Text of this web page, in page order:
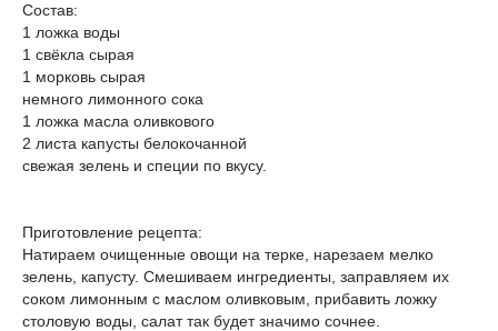
Состав:
1 ложка воды
1 свёкла сырая
1 морковь сырая
немного лимонного сока
1 ложка масла оливкового
2 листа капусты белокочанной
свежая зелень и специи по вкусу.
Приготовление рецепта:
Натираем очищенные овощи на терке, нарезаем мелко
зелень, капусту. Смешиваем ингредиенты, заправляем их
соком лимонным с маслом оливковым, прибавить ложку
столовую воды, салат так будет значимо сочнее.